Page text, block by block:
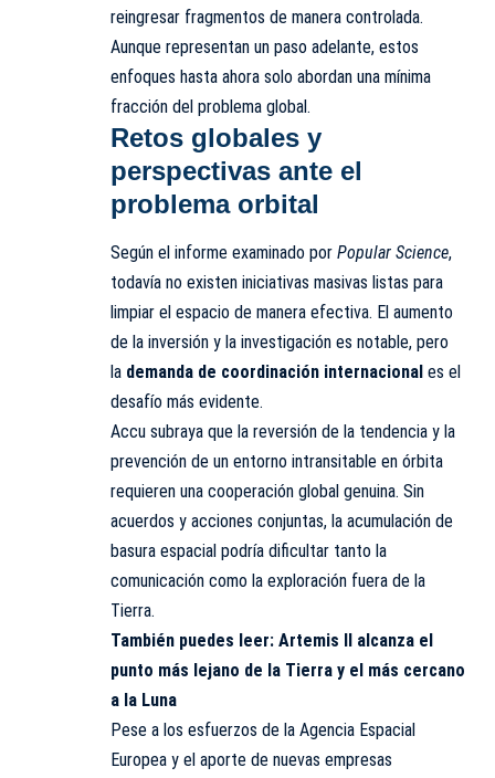
reingresar fragmentos de manera controlada.
Aunque representan un paso adelante, estos
enfoques hasta ahora solo abordan una mínima
fracción del problema global.
Retos globales y
perspectivas ante el
problema orbital
Según el informe examinado por Popular Science,
todavía no existen iniciativas masivas listas para
limpiar el espacio de manera efectiva. El aumento
de la inversión y la investigación es notable, pero
la demanda de coordinación internacional es el
desafío más evidente.
Accu subraya que la reversión de la tendencia y la
prevención de un entorno intransitable en órbita
requieren una cooperación global genuina. Sin
acuerdos y acciones conjuntas, la acumulación de
basura espacial podría dificultar tanto la
comunicación como la exploración fuera de la
Tierra.
También puedes leer: Artemis II alcanza el
punto más lejano de la Tierra y el más cercano
a la Luna
Pese a los esfuerzos de la Agencia Espacial
Europea y el aporte de nuevas empresas